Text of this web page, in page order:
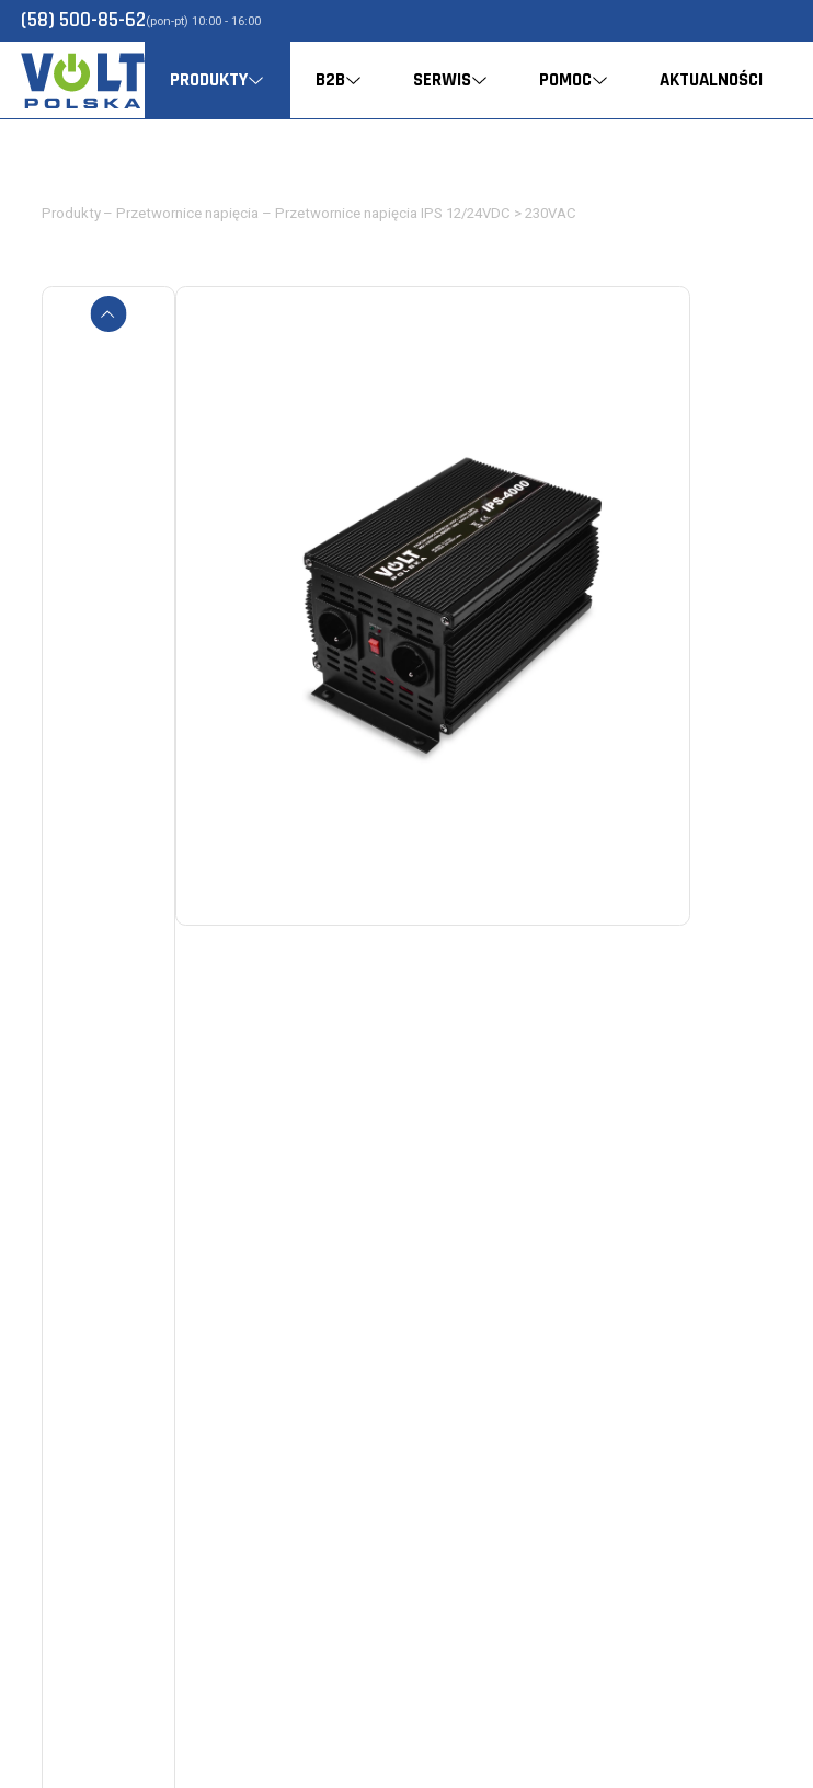
(58) 500-85-62(pon-pt) 10:00 - 16:00
PRODUKTY B2B SERWIS POMOC AKTUALNOŚCI
Produkty – Przetwornice napięcia – Przetwornice napięcia IPS 12/24VDC > 230VAC